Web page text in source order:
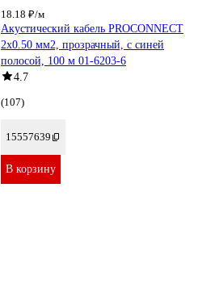
18.18 ₽/м
Акустический кабель PROCONNECT
2x0.50 мм2, прозрачный, с синей
полосой, 100 м 01-6203-6
4.7
(107)
15557639
В корзину